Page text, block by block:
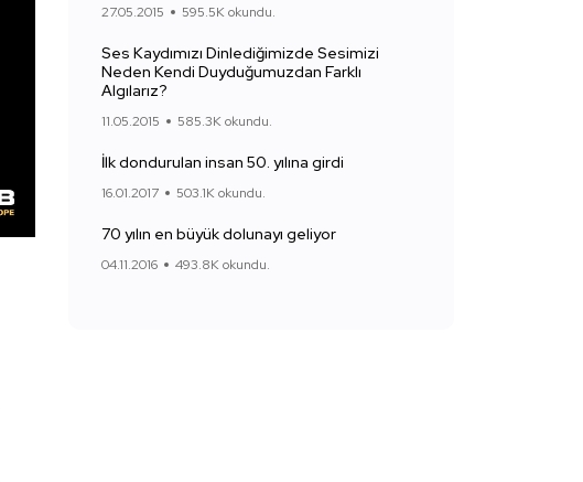
27.05.2015 595.5K okundu.
Ses Kaydımızı Dinlediğimizde Sesimizi
Neden Kendi Duyduğumuzdan Farklı
Algılarız?
11.05.2015 585.3K okundu.
İlk dondurulan insan 50. yılına girdi
16.01.2017 503.1K okundu.
70 yılın en büyük dolunayı geliyor
04.11.2016 493.8K okundu.